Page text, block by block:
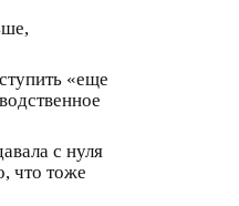
«еще
с нуля
что тоже